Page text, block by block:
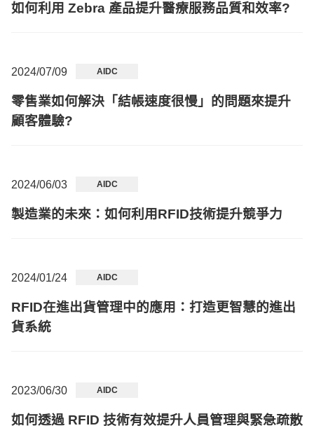
如何利用 Zebra 產品提升醫療服務品質和效率?
2024/07/09 AIDC
零售業如何解決「結帳速度很慢」的問題來提升
顧客體驗?
2024/06/03 AIDC
製造業的未來：如何利用RFID技術提升競爭力
2024/01/24 AIDC
RFID在進出貨管理中的應用：打造更智慧的進出
貨系統
2023/06/30 AIDC
如何透過 RFID 技術有效提升人員管理與緊急疏散